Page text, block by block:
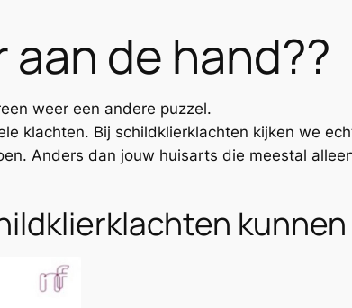
de hand??
weer een andere puzzel.
klachten. Bij schildklierklachten kijken we
Anders dan jouw huisarts die meestal